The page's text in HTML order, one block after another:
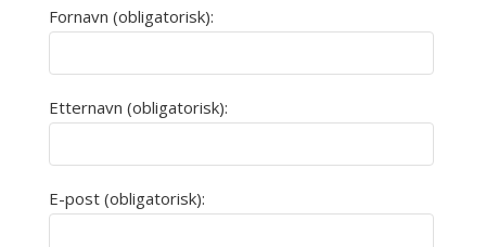
Fornavn (obligatorisk):
Etternavn (obligatorisk):
E-post (obligatorisk):